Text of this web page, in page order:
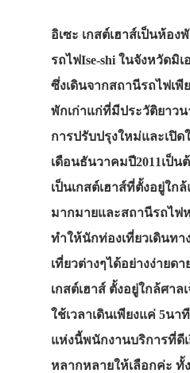
อิเซะ เกสต์เฮาส์เป็นห้อ
รถไฟIse-shi ในจังหวัดมิเ
ซึ่งเดินจากสถานีรถไฟเพี
พักเก่าแก่ที่มีประวัติยาว
การปรับปรุงใหม่และเปิด
เดือนธันวาคมปี2011เป็น
เป็นเกสต์เฮาส์ที่ตั้งอยู่ใก
มากมายและสถานีรถไฟ
ทำให้นักท่องเที่ยวเดินท
เที่ยวต่างๆได้อย่างง่ายด
เกสต์เฮาส์ ตั้งอยู่ใกล้ศาล
ใช้เวลาเดินเพียงแค่ 5นา
แห่งนี้พนักงานบริการที่ดี
หลากหลายให้เลือกค่ะ